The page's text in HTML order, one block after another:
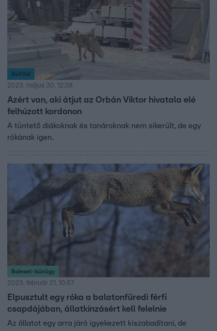
Belföld
2023. május 30. 12:38
Azért van, aki átjut az Orbán Viktor hivatala elé
felhúzott kordonon
A tüntető diákoknak és tanároknak nem sikerült, de egy
rókának igen.
Baleset-bűnügy
2023. február 21. 10:57
Elpusztult egy róka a balatonfüredi férfi
csapdájában, állatkínzásért kell felelnie
Az állatot egy arra járó igyekezett kiszabadítani, de